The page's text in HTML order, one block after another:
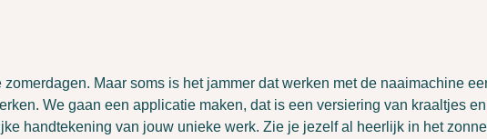
Maar soms is het jammer dat werken met de naaimachine
We gaan een applicatie maken, dat is een versiering van kraaltjes
handtekening van jouw unieke werk. Zie je jezelf al heerlijk in het